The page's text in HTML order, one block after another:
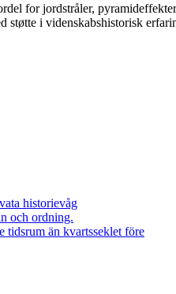
for jordstråler,
støtte i videnskabshistorisk
historievåg
och ordning.
tidsrum än kvartsseklet före